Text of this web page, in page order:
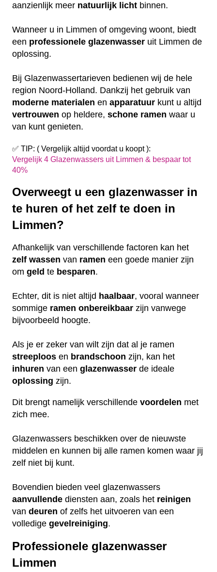
aanzienlijk meer natuurlijk licht binnen.
Wanneer u in Limmen of omgeving woont, biedt
een professionele glazenwasser uit Limmen de
oplossing.
Bij Glazenwassertarieven bedienen wij de hele
region Noord-Holland. Dankzij het gebruik van
moderne materialen en apparatuur kunt u altijd
vertrouwen op heldere, schone ramen waar u
van kunt genieten.
✅ TIP: ( Vergelijk altijd voordat u koopt ):
Vergelijk 4 Glazenwassers uit Limmen & bespaar tot
40%
Overweegt u een glazenwasser in
te huren of het zelf te doen in
Limmen?
Afhankelijk van verschillende factoren kan het
zelf wassen van ramen een goede manier zijn
om geld te besparen.
Echter, dit is niet altijd haalbaar, vooral wanneer
sommige ramen onbereikbaar zijn vanwege
bijvoorbeeld hoogte.
Als je er zeker van wilt zijn dat al je ramen
streeploos en brandschoon zijn, kan het
inhuren van een glazenwasser de ideale
oplossing zijn.
Dit brengt namelijk verschillende voordelen met
zich mee.
Glazenwassers beschikken over de nieuwste
middelen en kunnen bij alle ramen komen waar jij
zelf niet bij kunt.
Bovendien bieden veel glazenwassers
aanvullende diensten aan, zoals het reinigen
van deuren of zelfs het uitvoeren van een
volledige gevelreiniging.
Professionele glazenwasser
Limmen